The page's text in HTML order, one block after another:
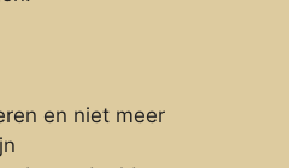
en niet meer